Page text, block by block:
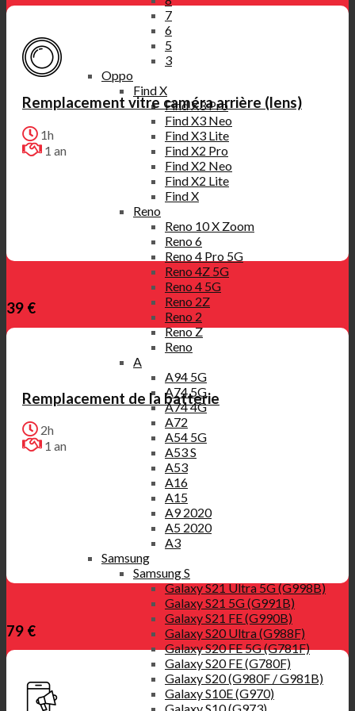
7
6
5
3
Oppo
Find X
Find X3 Pro
Find X3 Neo
Find X3 Lite
Find X2 Pro
Find X2 Neo
Find X2 Lite
Find X
Reno
Reno 10 X Zoom
Reno 6
Reno 4 Pro 5G
Reno 4Z 5G
Reno 4 5G
Reno 2Z
Reno 2
Reno Z
Reno
A
A94 5G
A74 5G
A74 4G
A72
A54 5G
A53 S
A53
A16
A15
A9 2020
A5 2020
A3
Samsung
Samsung S
Galaxy S21 Ultra 5G (G998B)
Galaxy S21 5G (G991B)
Galaxy S21 FE (G990B)
Galaxy S20 Ultra (G988F)
Galaxy S20 FE 5G (G781F)
Galaxy S20 FE (G780F)
Galaxy S20 (G980F / G981B)
Galaxy S10E (G970)
Remplacement vitre caméra arrière (lens)
1h
1 an
39 €
Remplacement de la batterie
2h
1 an
79 €